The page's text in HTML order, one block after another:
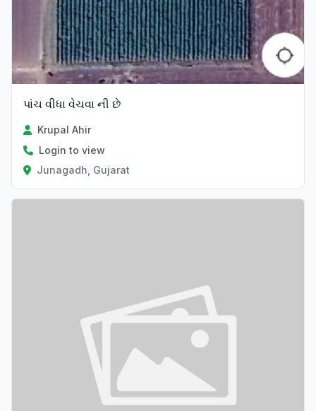
પાંચ વીધા વેચવા ની છે
Krupal Ahir
Login to view
Junagadh, Gujarat